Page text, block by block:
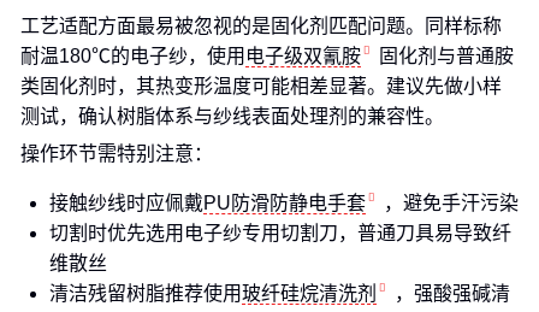
工艺适配方面最易被忽视的是固化剂匹配问题。同样标称
耐温180℃的电子纱，使用 电子级双氰胺
固化剂与普通胺
类固化剂时，其热变形温度可能相差显著。建议先做小样
测试，确认树脂体系与纱线表面处理剂的兼容性。
操作环节需特别注意：
接触纱线时应佩戴PU防滑防静电手套
，避免手汗污染
切割时优先选用电子纱专用切割刀，普通刀具易导致纤
维散丝
清洁残留树脂推荐使用玻纤硅烷清洗剂
，强酸强碱清